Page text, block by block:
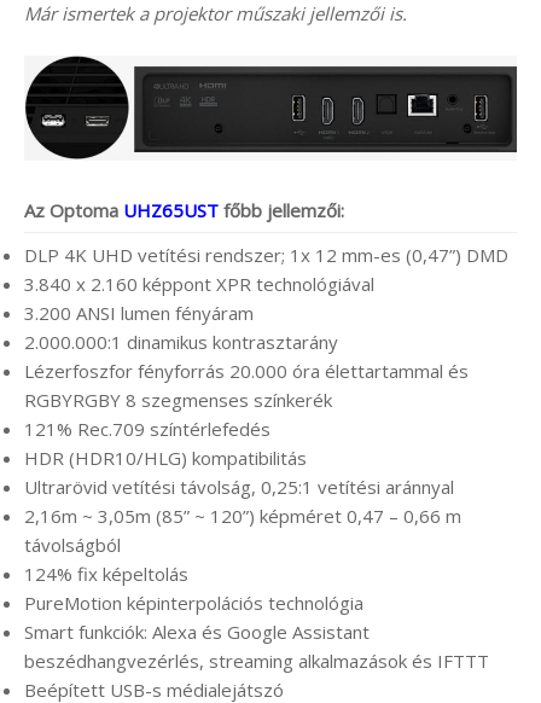
Már ismertek a projektor műszaki jellemzői is.
Az Optoma UHZ65UST főbb jellemzői:
DLP 4K UHD vetítési rendszer; 1x 12 mm-es (0,47”) DMD
3.840 x 2.160 képpont XPR technológiával
3.200 ANSI lumen fényáram
2.000.000:1 dinamikus kontrasztarány
Lézerfoszfor fényforrás 20.000 óra élettartammal és
RGBYRGBY 8 szegmenses színkerék
121% Rec.709 színtérlefedés
HDR (HDR10/HLG) kompatibilitás
Ultrarövid vetítési távolság, 0,25:1 vetítési aránnyal
2,16m ~ 3,05m (85” ~ 120”) képméret 0,47 – 0,66 m
távolságból
124% fix képeltolás
PureMotion képinterpolációs technológia
Smart funkciók: Alexa és Google Assistant
beszédhangvezérlés, streaming alkalmazások és IFTTT
Beépített USB-s médialejátszó